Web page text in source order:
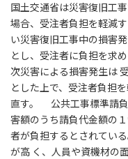
国土交通省は災害復旧工
場合、受注者負担を軽減
い災害復旧工事中の損害
とし、受注者に負担を求
次災害による損害発生は
とした上で、受注者負担
直す。 公共工事標準請
害額のうち請負代金額の
者が負担するとされてい
が高 く、人員や資機材の